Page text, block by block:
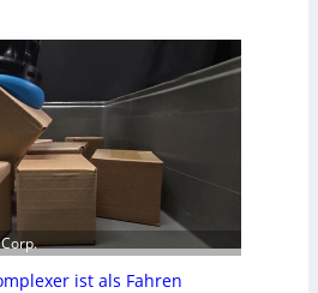
ist als Fahren